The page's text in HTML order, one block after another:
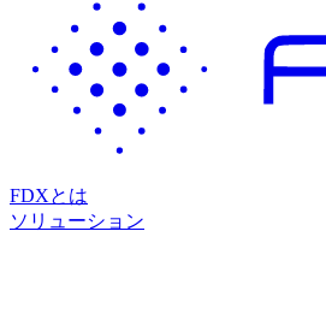
FDXとは
ソリューション